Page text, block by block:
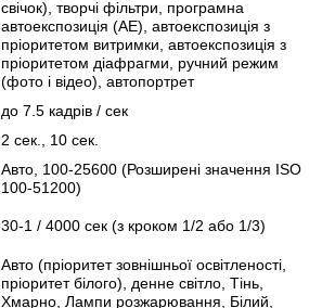
свічок), творчі фільтри, програмна
автоекспозиція (AE), автоекспозиція з
пріоритетом витримки, автоекспозиція з
пріоритетом діафрагми, ручний режим
(фото і відео), автопортрет
до 7.5 кадрів / сек
2 сек., 10 сек.
Авто, 100-25600 (Розширені значення ISO
100-51200)
30-1 / 4000 сек (з кроком 1/2 або 1/3)
Авто (пріоритет зовнішньої освітленості,
пріоритет білого), денне світло, Тінь,
Хмарно, Лампи розжарювання, Білий,